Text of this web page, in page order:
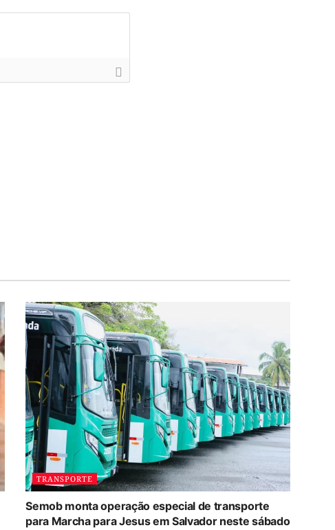
TRANSPORTE
Semob monta operação especial de transporte
para Marcha para Jesus em Salvador neste sábado